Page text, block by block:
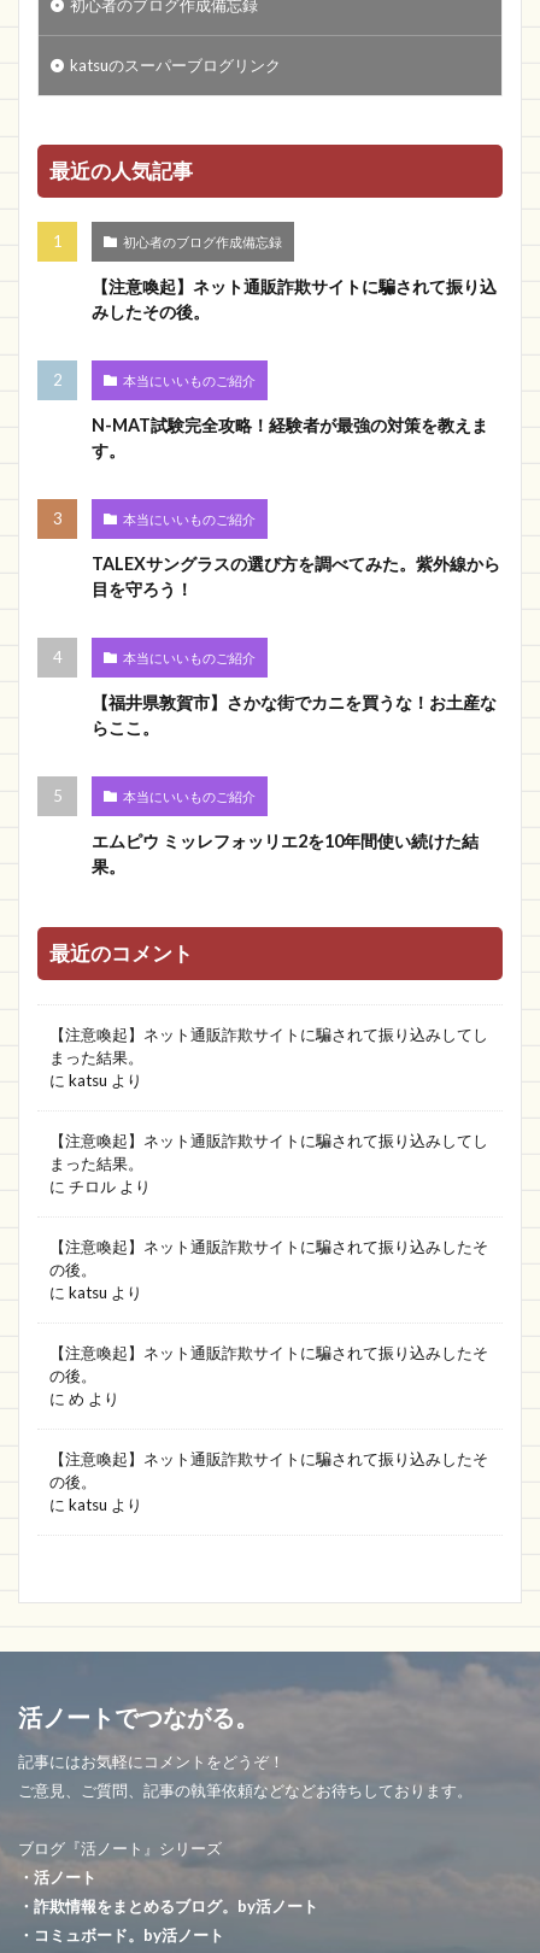
初心者のブログ作成備忘録
katsuのスーパーブログリンク
最近の人気記事
初心者のブログ作成備忘録
【注意喚起】ネット通販詐欺サイトに騙されて振り込
みしたその後。
本当にいいものご紹介
N-MAT試験完全攻略！経験者が最強の対策を教えま
す。
本当にいいものご紹介
TALEXサングラスの選び方を調べてみた。紫外線から
目を守ろう！
本当にいいものご紹介
【福井県敦賀市】さかな街でカニを買うな！お土産な
らここ。
本当にいいものご紹介
エムピウ ミッレフォッリエ2を10年間使い続けた結
果。
最近のコメント
【注意喚起】ネット通販詐欺サイトに騙されて振り込みしてし
まった結果。
に katsu より
【注意喚起】ネット通販詐欺サイトに騙されて振り込みしてし
まった結果。
に チロル より
【注意喚起】ネット通販詐欺サイトに騙されて振り込みしたそ
の後。
に katsu より
【注意喚起】ネット通販詐欺サイトに騙されて振り込みしたそ
の後。
に め より
【注意喚起】ネット通販詐欺サイトに騙されて振り込みしたそ
の後。
に katsu より
活ノートでつながる。
記事にはお気軽にコメントをどうぞ！
ご意見、ご質問、記事の執筆依頼などなどお待ちしております。
ブログ『活ノート』シリーズ
・活ノート
・詐欺情報をまとめるブログ。by活ノート
・コミュボード。by活ノート